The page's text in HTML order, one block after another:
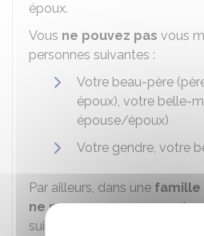
époux.
Vous ne pouvez pas vous
personnes suivantes :
Votre beau-père
époux), votre belle-
épouse/époux)
Votre gendre, votre
Par ailleurs, dans une famille
ne pouvez pasvous marier
suivantes :